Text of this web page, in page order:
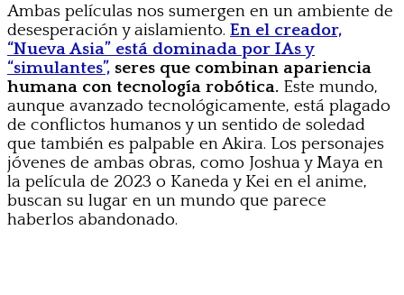
Ambas películas nos sumergen en un ambiente de
desesperación y aislamiento. En el creador,
“Nueva Asia” está dominada por IAs y
“simulantes”, seres que combinan apariencia
humana con tecnología robótica. Este mundo,
aunque avanzado tecnológicamente, está plagado
de conflictos humanos y un sentido de soledad
que también es palpable en Akira. Los personajes
jóvenes de ambas obras, como Joshua y Maya en
la película de 2023 o Kaneda y Kei en el anime,
buscan su lugar en un mundo que parece
haberlos abandonado.